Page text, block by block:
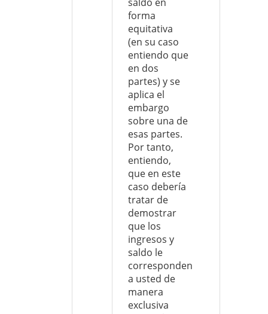
forma
equitativa
(en su caso
entiendo que
en dos
partes) y se
aplica el
embargo
sobre una de
esas partes.
Por tanto,
entiendo,
que en este
caso debería
tratar de
demostrar
que los
ingresos y
saldo le
corresponden
a usted de
manera
exclusiva